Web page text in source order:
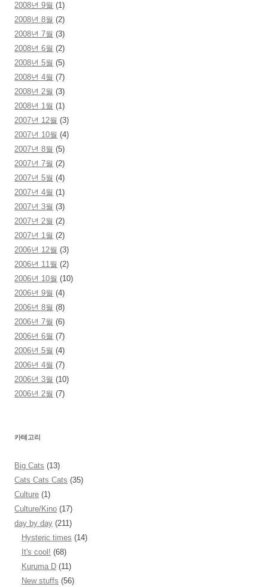
2008년 9월 (1)
2008년 8월 (2)
2008년 7월 (3)
2008년 6월 (2)
2008년 5월 (5)
2008년 4월 (7)
2008년 2월 (3)
2008년 1월 (1)
2007년 12월 (3)
2007년 10월 (4)
2007년 8월 (5)
2007년 7월 (2)
2007년 5월 (4)
2007년 4월 (1)
2007년 3월 (3)
2007년 2월 (2)
2007년 1월 (2)
2006년 12월 (3)
2006년 11월 (2)
2006년 10월 (10)
2006년 9월 (4)
2006년 8월 (8)
2006년 7월 (6)
2006년 6월 (7)
2006년 5월 (4)
2006년 4월 (7)
2006년 3월 (10)
2006년 2월 (7)
카테고리
Big Cats (13)
Cats Cats Cats (35)
Culture (1)
Culture/Kino (17)
day by day (211)
Hysteric times (14)
It's cool! (68)
Kuruma D (11)
New stuffs (56)